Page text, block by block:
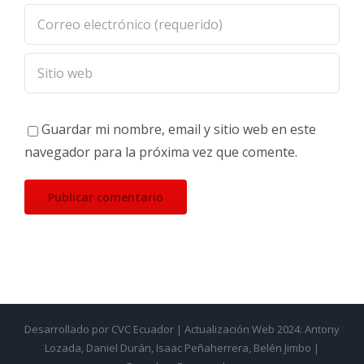
Guardar mi nombre, email y sitio web en este
navegador para la próxima vez que comente.
Desarrollado por CVC Ecuador | Actualización Web 2024: Antony
Lozada, Daniel Durán, Isaac Peñaherrera, Belén Jimbo |